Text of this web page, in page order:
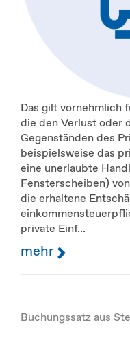
Das gilt vornehmlich
die den Verlust oder
Gegenständen des
beispielsweise das
eine unerlaubte
Fensterscheiben)
die erhaltene
private Einf...
mehr
Buchungssatz aus